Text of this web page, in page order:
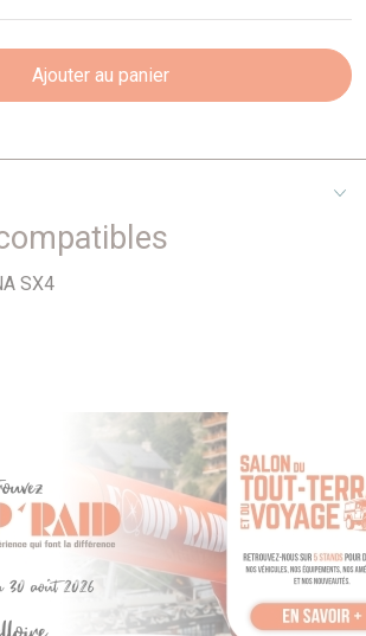
Ajouter au panier
SX4